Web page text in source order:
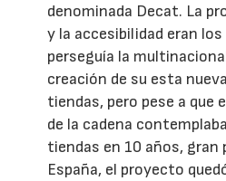
denominada Decat. La
y la accesibilidad eran
perseguía la
creación de su esta
tiendas, pero pese a que
de la cadena
tiendas en 10 años, gran
España, el proyecto